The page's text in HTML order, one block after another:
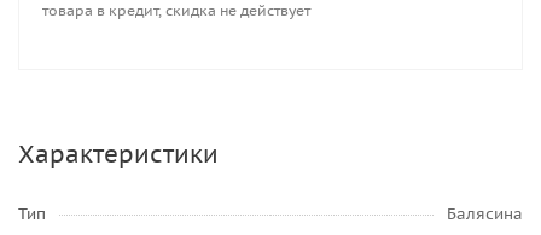
товара в кредит, скидка не действует
Характеристики
Тип Балясина